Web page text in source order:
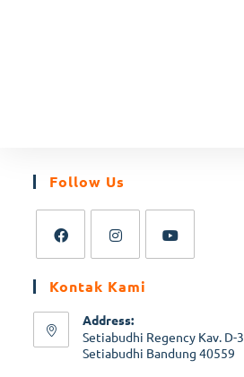
Follow Us
Kontak Kami
Address:
Setiabudhi Regency Kav. D-
Setiabudhi Bandung 40559